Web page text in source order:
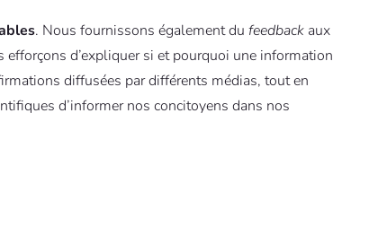
. Nous fournissons également du feedback aux
efforçons d’expliquer si et pourquoi une information
diffusées par différents médias, tout en
d’informer nos concitoyens dans nos